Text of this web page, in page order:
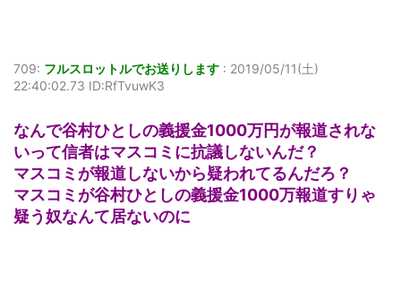
709: フルスロットルでお送りします : 2019/05/11(土)
22:40:02.73 ID:RfTvuwK3
なんで谷村ひとしの義援金1000万円が報道されな
いって信者はマスコミに抗議しないんだ？
マスコミが報道しないから疑われてるんだろ？
マスコミが谷村ひとしの義援金1000万報道すりゃ
疑う奴なんて居ないのに